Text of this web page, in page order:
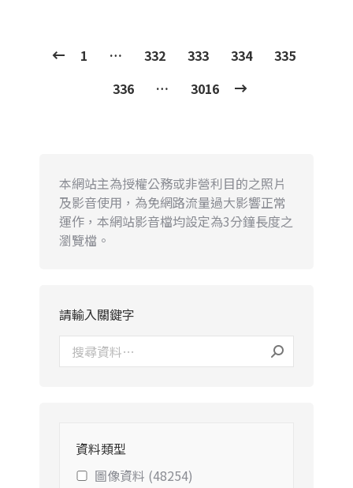
1 … 332 333 334
335
336
… 3016
本網站主為授權公務或非營利目的之照片
及影音使用，為免網路流量過大影響正常
運作，本網站影音檔均設定為3分鐘長度之
瀏覽檔。
請輸入關鍵字
資料類型
圖像資料 (48254)